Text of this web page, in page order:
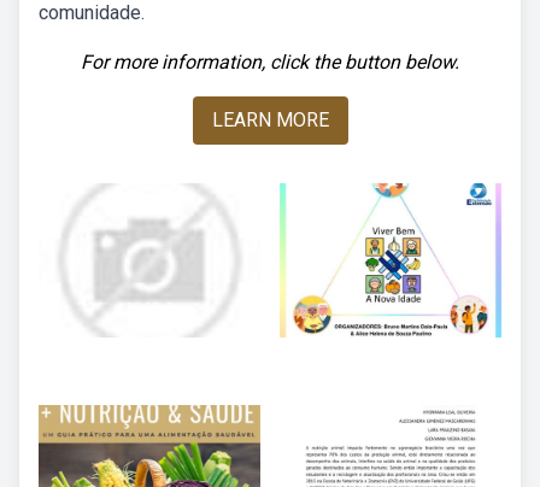
comunidade.
For more information, click the button below.
LEARN MORE